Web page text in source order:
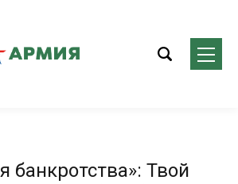
банкротства»: Твой